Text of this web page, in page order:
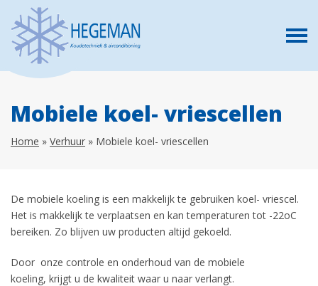
Mobiele koel- vriescellen
Home » Verhuur » Mobiele koel- vriescellen
De mobiele koeling is een makkelijk te gebruiken koel- vriescel.
Het is makkelijk te verplaatsen en kan temperaturen tot -22oC
bereiken. Zo blijven uw producten altijd gekoeld.
Door onze controle en onderhoud van de mobiele
koeling, krijgt u de kwaliteit waar u naar verlangt.